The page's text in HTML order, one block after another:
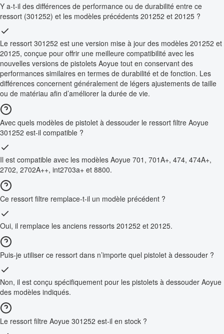
Y a-t-il des différences de performance ou de durabilité entre ce
ressort (301252) et les modèles précédents 201252 et 20125 ?
Le ressort 301252 est une version mise à jour des modèles 201252 et
20125, conçue pour offrir une meilleure compatibilité avec les
nouvelles versions de pistolets Aoyue tout en conservant des
performances similaires en termes de durabilité et de fonction. Les
différences concernent généralement de légers ajustements de taille
ou de matériau afin d’améliorer la durée de vie.
Avec quels modèles de pistolet à dessouder le ressort filtre Aoyue
301252 est-il compatible ?
Il est compatible avec les modèles Aoyue 701, 701A+, 474, 474A+,
2702, 2702A++, int2703a+ et 8800.
Ce ressort filtre remplace-t-il un modèle précédent ?
Oui, il remplace les anciens ressorts 201252 et 20125.
Puis-je utiliser ce ressort dans n’importe quel pistolet à dessouder ?
Non, il est conçu spécifiquement pour les pistolets à dessouder Aoyue
des modèles indiqués.
Le ressort filtre Aoyue 301252 est-il en stock ?